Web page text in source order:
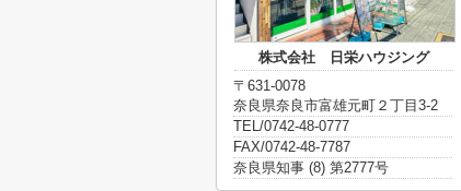
株式会社 日栄ハウジング
〒631-0078
奈良県奈良市富雄元町２丁目3-2
TEL/0742-48-0777
FAX/0742-48-7787
奈良県知事 (8) 第2777号